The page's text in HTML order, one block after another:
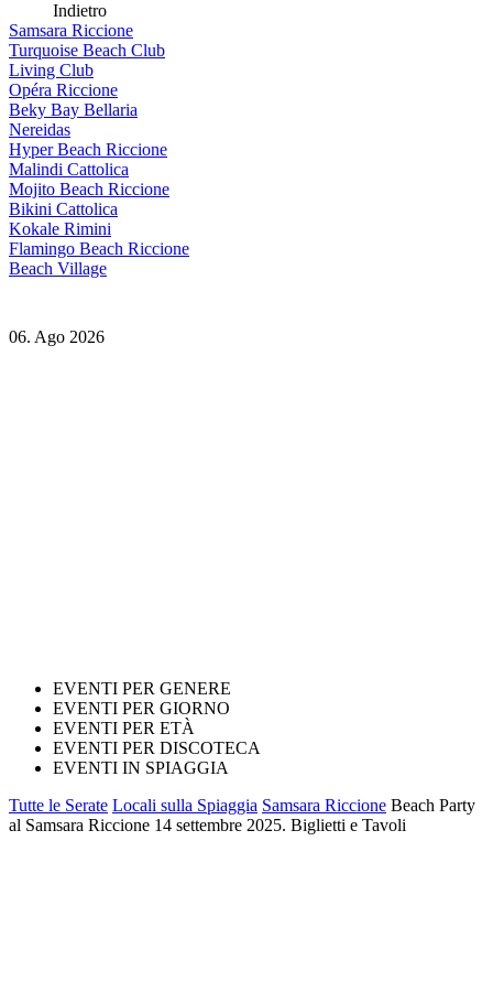
Indietro
Samsara Riccione
Turquoise Beach Club
Living Club
Opéra Riccione
Beky Bay Bellaria
Nereidas
Hyper Beach Riccione
Malindi Cattolica
Mojito Beach Riccione
Bikini Cattolica
Kokale Rimini
Flamingo Beach Riccione
Beach Village
06. Ago 2026
EVENTI PER GENERE
EVENTI PER GIORNO
EVENTI PER ETÀ
EVENTI PER DISCOTECA
EVENTI IN SPIAGGIA
Tutte le Serate Locali sulla Spiaggia Samsara Riccione Beach Party
al Samsara Riccione 14 settembre 2025. Biglietti e Tavoli